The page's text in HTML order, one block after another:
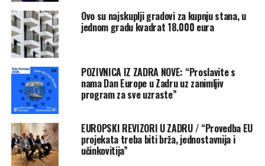
eura.
Mađarska (21.257 eura), Latvija (21.321 eura), Češka
(23.685 eura), Portugal (24.254 eura) i Poljska (24.490
eura) imaju plaće ispod 25.000 eura. Estonija (25.603
eura), Grčka (26.563 eura) i Litva (28.474 eura) nalaze se
iznad tog praga, ali i dalje imaju plaće ispod 30.000 eura.
Nominalno, sjeverne i zapadnoeuropske zemlje
dominiraju gornjim dijelom ljestvice. Južna i istočna
Europa nalaze se pri dnu.
Ovo su najskuplji gradovi za kupnju stana, u
jednom gradu kvadrat 18.000 eura
POZIVNICA IZ ZADRA NOVE: “Proslavite s
nama Dan Europe u Zadru uz zanimljiv
program za sve uzraste”
EUROPSKI REVIZORI U ZADRU / “Provedba EU
projekata treba biti brža, jednostavnija i
učinkovitija”